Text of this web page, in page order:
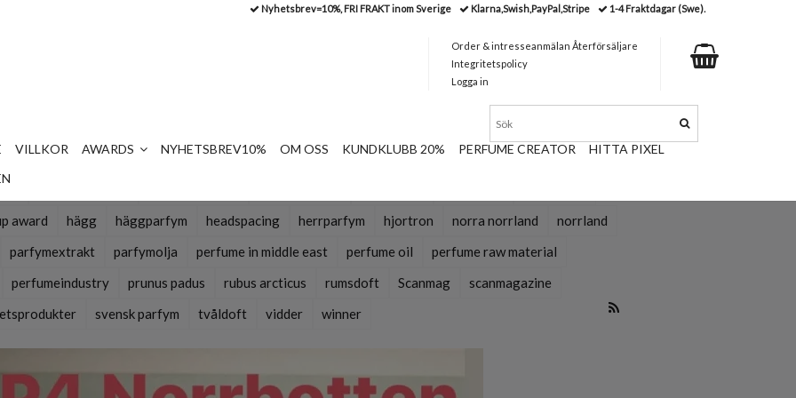
award hägg häggparfym headspacing herrparfym hjortron norra norrland
norrland
parfymextrakt parfymolja perfume in middle east perfume oil
perfume raw material
perfumeindustry prunus padus rubus arcticus rumsdoft Scanmag
scanmagazine
svensk parfym tvåldoft vidder winner
Nyhetsbrev=10%, FRI FRAKT inom Sverige Klarna,Swish,PayPal,Stripe 1-4 Fraktdagar (Swe).
Order & intresseanmälan Återförsäljare
Integritetspolicy
Logga in
VILLKOR AWARDS NYHETSBREV10% OM OSS KUNDKLUBB 20% PERFUME CREATOR
HITTA PIXEL